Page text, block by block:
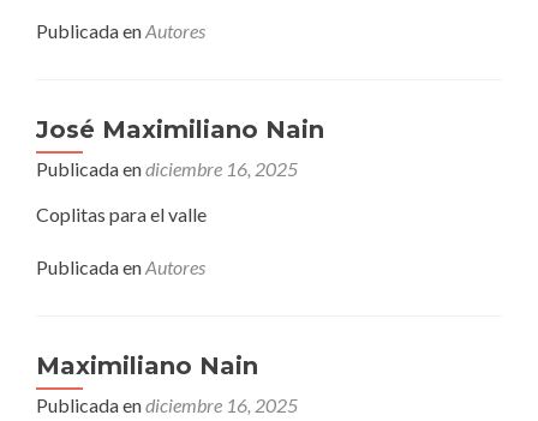
Publicada enAutores
José Maximiliano Nain
Publicada endiciembre 16, 2025
Coplitas para el valle
Publicada enAutores
Maximiliano Nain
Publicada endiciembre 16, 2025